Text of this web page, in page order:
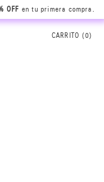
OFF en tu primera compra.
CARRITO (0)